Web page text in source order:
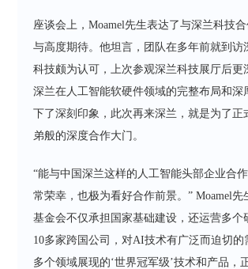
座谈会上，Moamel先生表达了与深兰科技
与高度期待。他坦言，团队在多年前就到访
科技颇为认可，上次参观深兰科技展厅后更
深兰在人工智能软硬件领域的完整布局和深
下了深刻印象，此次再来深兰，就是为了正
弟般的深度合作大门。
“能与中国深兰这样的人工智能头部企业合
常荣幸，也极为看好合作前景。” Moamel先
基金会不仅承担国家基础建设，还运营多个
10多家跨国公司，对AI技术有广泛而迫切的
多个领域展现的‘世界冠军级’技术和产品，